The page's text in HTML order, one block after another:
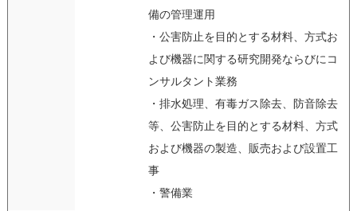
備の管理運用
・公害防止を目的とする材料、方式お
よび機器に関する研究開発ならびにコ
ンサルタント業務
・排水処理、有毒ガス除去、防音除去
等、公害防止を目的とする材料、方式
および機器の製造、販売および設置工
事
・警備業